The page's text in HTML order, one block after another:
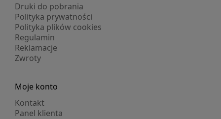
Druki do pobrania
Polityka prywatności
Polityka plików cookies
Regulamin
Reklamacje
Zwroty
Moje konto
Kontakt
Panel klienta